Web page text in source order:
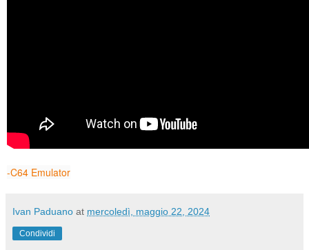
-C64 Emulator
Ivan Paduano at mercoledì, maggio 22, 2024
Condividi